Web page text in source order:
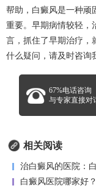
帮助，白癜风是一种顽
重要。早期病情较轻，
言，抓住了早期治疗，
什么疑问，请及时咨询
67%电话咨询
与专家直接对
相关阅读
治白癜风的医院：
白癜风医院哪家好